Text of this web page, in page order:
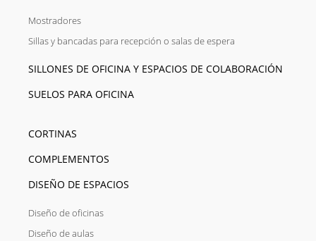
Mostradores
Sillas y bancadas para recepción o salas de espera
SILLONES DE OFICINA Y ESPACIOS DE COLABORACIÓN
SUELOS PARA OFICINA
CORTINAS
COMPLEMENTOS
DISEÑO DE ESPACIOS
Diseño de oficinas
Diseño de aulas